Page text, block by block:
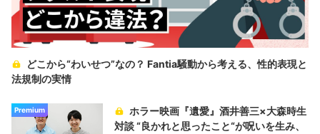
どこから“わいせつ”なの？ Fantia騒動から考える、性的表現と
法規制の実情
Premium
ホラー映画『遺愛』酒井善三×大森時生
対談 “良かれと思ったこと“が呪いを生み、